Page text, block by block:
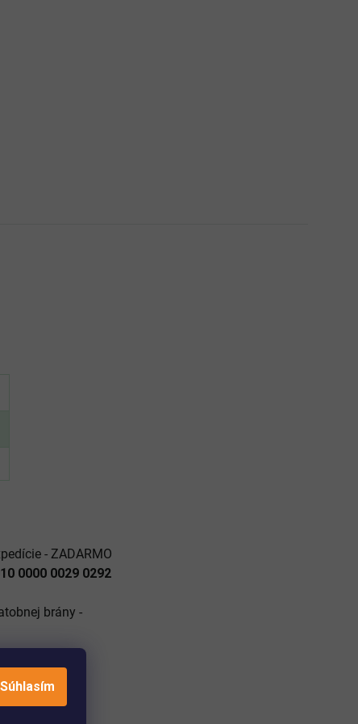
Súhlasím
- ZADARMO
0000 0029 0292
brány -